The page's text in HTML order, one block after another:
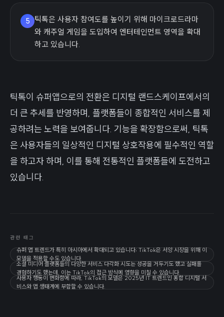
5
틱톡은 사용자 참여도를 높이기 위해 마이크로드라마
와 캐주얼 게임을 도입하여 엔터테인먼트 영역을 확대
하고 있습니다.
틱톡이 슈퍼앱으로의 전환은 디지털 랜드스케이프에서의
더 큰 추세를 반영하며, 플랫폼들이 종합적인 서비스를 제
공하려는 노력을 보여줍니다. 기능을 확장함으로써, 틱톡
은 사용자들의 일상적인 디지털 상호작용에 필수적인 역할
을 하고자 하며, 이를 통해 전통적인 플랫폼들에 도전하고
있습니다.
관련 태그
슈퍼 앱 트렌드가 특히 아시아에서 확대되고 있습니다; TikTok은 서양 시장을 위해 이
모델을 적용할 수도 있습니다.
소셜 미디어 플랫폼들의 다양한 서비스 다각화 시도는 성공을 거두기도 했고 실패를
경험하기도 했는데, 이는 TikTok의 접근 방식에 영향을 미칠 수 있습니다.
사용자 행동이 변화함에 따라, TikTok의 모델은 2025년 IT 트렌드인 통합 디지털 서
비스와 앱 생태계에 부합할 수 있습니다.